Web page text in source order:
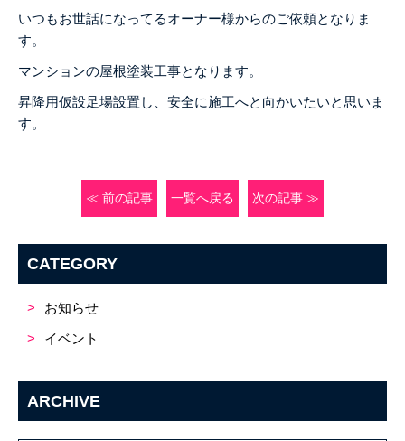
いつもお世話になってるオーナー様からのご依頼となりま
す。
マンションの屋根塗装工事となります。
昇降用仮設足場設置し、安全に施工へと向かいたいと思いま
す。
≪ 前の記事 一覧へ戻る 次の記事 ≫
CATEGORY
お知らせ
イベント
ARCHIVE